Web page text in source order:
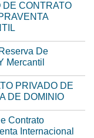
DE CONTRATO
De
Mercantil
PRIVADO DE
DE DOMINIO
Contrato
Internacional